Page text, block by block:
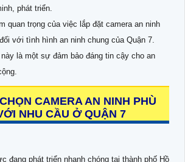
phát triển.
quan trọng của việc lắp đặt camera an ninh
với tình hình an ninh chung của Quận 7.
là một sự đảm bảo đáng tin cậy cho an
CAMERA AN NINH PHÙ
NHU CẦU Ở QUẬN 7
đang phát triển nhanh chóng tại thành phố Hồ